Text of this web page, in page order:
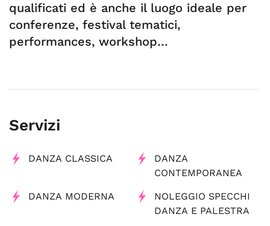
qualificati ed è anche il luogo ideale per
conferenze, festival tematici,
performances, workshop…
Servizi
DANZA CLASSICA
DANZA
CONTEMPORANEA
DANZA MODERNA
NOLEGGIO SPECCHI
DANZA E PALESTRA